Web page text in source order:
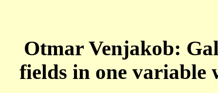
Otmar Venjakob:
fields in one